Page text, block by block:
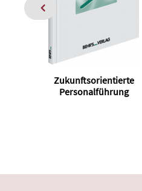
Zukunftsorientierte
Personalführung